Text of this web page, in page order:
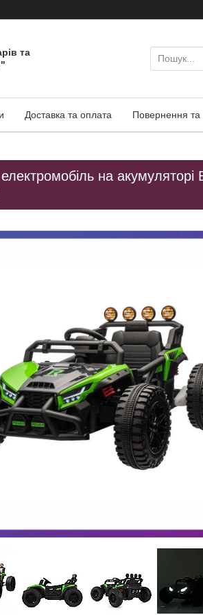
та
Доставка та оплата Повернення та
на акумуляторі
01033 індекс, Київ, Україна